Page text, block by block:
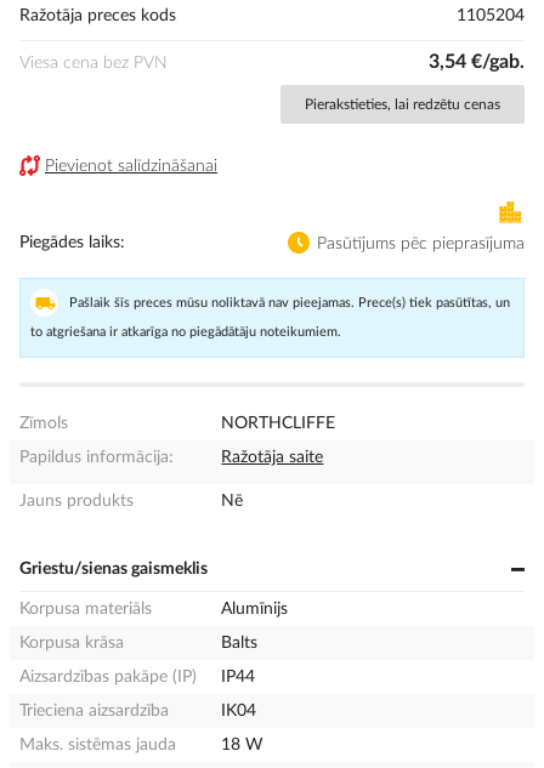
Ražotāja preces kods
1105204
Viesa cena bez PVN 3,54 €/gab.
Pierakstieties, lai redzētu cenas
Pievienot salīdzināšanai
Piegādes laiks Pasūtījums pēc pieprasījuma
Pašlaik šīs preces mūsu noliktavā nav pieejamas. Prece(s) tiek pasūtītas, un
to atgriešana ir atkarīga no piegādātāju noteikumiem.
Zīmols
NORTHCLIFFE
Papildus informācija:
Ražotāja saite
Jauns produkts Nē
Griestu/sienas gaismeklis
Korpusa materiāls
Alumīnijs
Korpusa krāsa
Balts
Aizsardzības pakāpe (IP)
IP44
Trieciena aizsardzība
IK04
Maks. sistēmas jauda
18 W